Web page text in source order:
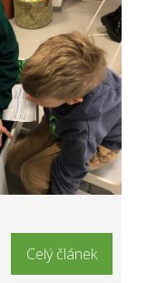
Celý článek